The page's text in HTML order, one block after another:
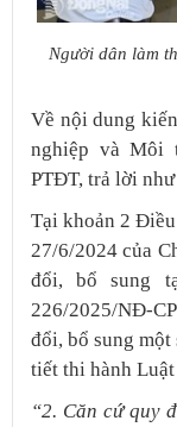
Người dân làm
Về nội dung
nghiệp và Môi
PTĐT, trả lời như
Tại khoản 2
27/6/2024 của
đổi, bổ sung
226/2025/NĐ-
đổi, bổ sung
tiết thi hành
“2. Căn cứ quy